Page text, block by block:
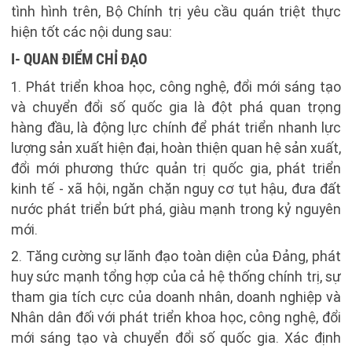
tình hình trên, Bộ Chính trị yêu cầu quán triệt thực
hiện tốt các nội dung sau:
I- QUAN ĐIỂM CHỈ ĐẠO
1. Phát triển khoa học, công nghệ, đổi mới sáng tạo
và chuyển đổi số quốc gia là đột phá quan trọng
hàng đầu, là động lực chính để phát triển nhanh lực
lượng sản xuất hiện đại, hoàn thiện quan hệ sản xuất,
đổi mới phương thức quản trị quốc gia, phát triển
kinh tế - xã hội, ngăn chặn nguy cơ tụt hậu, đưa đất
nước phát triển bứt phá, giàu mạnh trong kỷ nguyên
mới.
2. Tăng cường sự lãnh đạo toàn diện của Đảng, phát
huy sức mạnh tổng hợp của cả hệ thống chính trị, sự
tham gia tích cực của doanh nhân, doanh nghiệp và
Nhân dân đối với phát triển khoa học, công nghệ, đổi
mới sáng tạo và chuyển đổi số quốc gia. Xác định